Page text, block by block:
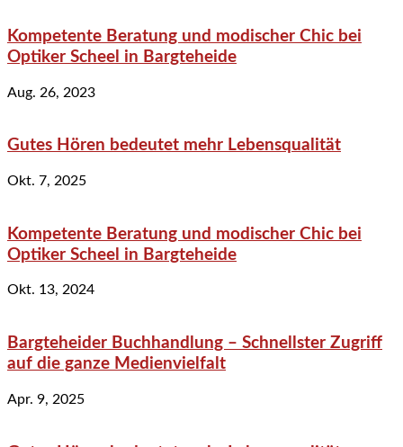
Kompetente Beratung und modischer Chic bei
Optiker Scheel in Bargteheide
Aug. 26, 2023
Gutes Hören bedeutet mehr Lebensqualität
Okt. 7, 2025
Kompetente Beratung und modischer Chic bei
Optiker Scheel in Bargteheide
Okt. 13, 2024
Bargteheider Buchhandlung – Schnellster Zugriff
auf die ganze Medienvielfalt
Apr. 9, 2025